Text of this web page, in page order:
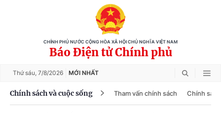
CHÍNH PHỦ NƯỚC CỘNG HÒA XÃ HỘI CHỦ NGHĨA VIỆT NAM
Báo Điện tử Chính phủ
Thứ sáu, 7/8/2026 MỚI NHẤT
Chính sách và cuộc sống Tham vấn chính sách Chính